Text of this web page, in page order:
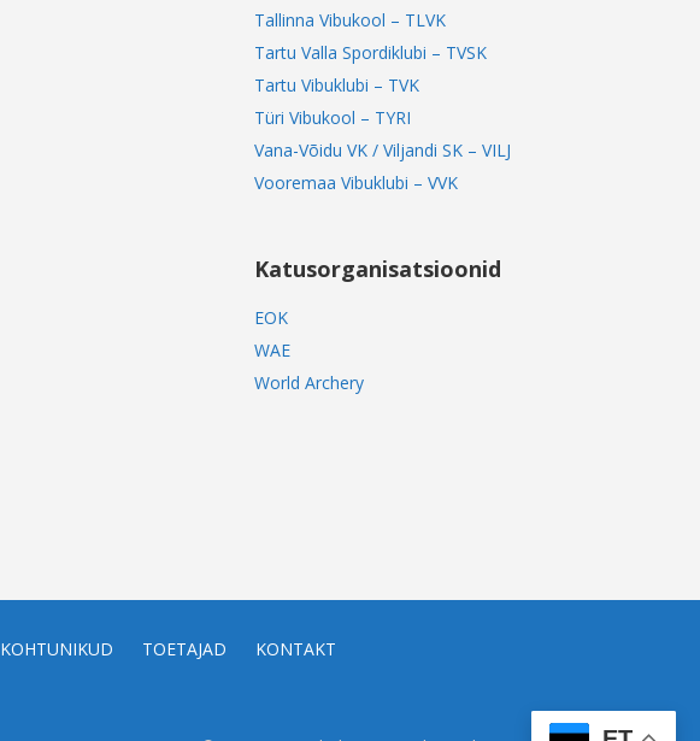
Tallinna Vibukool – TLVK
Tartu Valla Spordiklubi – TVSK
Tartu Vibuklubi – TVK
Türi Vibukool – TYRI
Vana-Võidu VK / Viljandi SK – VILJ
Vooremaa Vibuklubi – VVK
Katusorganisatsioonid
EOK
WAE
World Archery
KOHTUNIKUD TOETAJAD KONTAKT